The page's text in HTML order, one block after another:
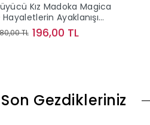
Kız Madoka Magica
Hayaletlerin Ayaklanışı
1 TL 196,00 TL
Son Gezdikleriniz